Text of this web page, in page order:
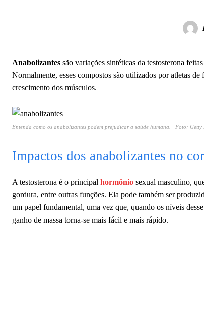
Anabolizantes são variações sintéticas da testosterona
Normalmente, esses compostos são utilizados por atletas
crescimento dos músculos.
Entenda como os anabolizantes podem prejudicar a saúde humana. | Foto: Getty
Impactos dos anabolizantes no
A testosterona é o principal hormônio sexual masculino,
gordura, entre outras funções. Ela pode também ser
um papel fundamental, uma vez que, quando os níveis
ganho de massa torna-se mais fácil e mais rápido.